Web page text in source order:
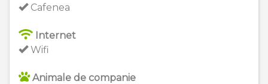
Cafenea
Internet
Wifi
Animale de companie